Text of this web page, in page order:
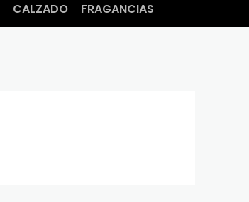
CALZADO FRAGANCIAS